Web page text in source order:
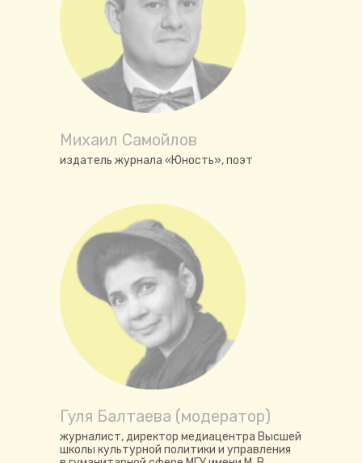
Михаил Самойлов
издатель журнала «Юность», поэт
Гуля Балтаева (модератор)
журналист, директор медиацентра Высшей
школы культурной политики и управления